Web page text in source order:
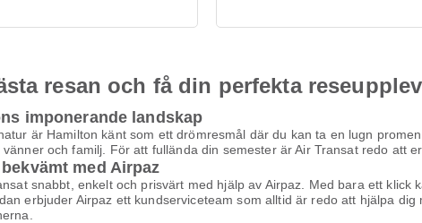
resan och få din perfekta
imponerande landskap
är Hamilton känt som ett drömresmål där du kan ta en lugn
och familj. För att fullända din semester är Air Transat redo att
med Airpaz
snabbt, enkelt och prisvärt med hjälp av Airpaz. Med bara ett
erbjuder Airpaz ett kundserviceteam som alltid är redo att hjälpa